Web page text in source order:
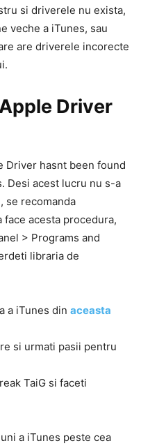
si driverele nu exista,
veche a iTunes, sau
are driverele incorecte
Driver
Driver hasnt been found
Desi acest lucru nu s-a
se recomanda
acesta procedura,
> Programs and
libraria de
a iTunes din aceasta
si urmati pasii pentru
TaiG si faceti
a iTunes peste cea